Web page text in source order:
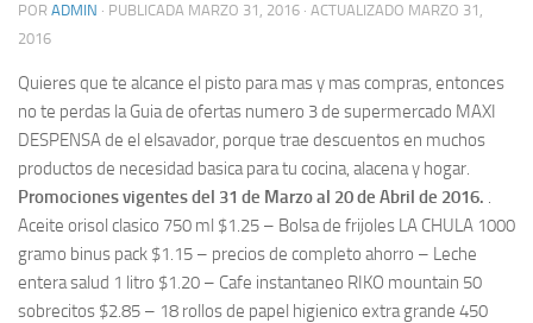
POR ADMIN · PUBLICADA MARZO 31, 2016 · ACTUALIZADO MARZO 31,
2016
Quieres que te alcance el pisto para mas y mas compras, entonces
no te perdas la Guia de ofertas numero 3 de supermercado MAXI
DESPENSA de el elsavador, porque trae descuentos en muchos
productos de necesidad basica para tu cocina, alacena y hogar.
Promociones vigentes del 31 de Marzo al 20 de Abril de 2016. .
Aceite orisol clasico 750 ml $1.25 – Bolsa de frijoles LA CHULA 1000
gramo binus pack $1.15 – precios de completo ahorro – Leche
entera salud 1 litro $1.20 – Cafe instantaneo RIKO mountain 50
sobrecitos $2.85 – 18 rollos de papel higienico extra grande 450